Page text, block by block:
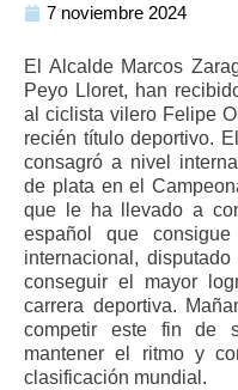
7 noviembre 2024
El Alcalde Marcos
Peyo Lloret, han
al ciclista vilero Felipe
recién título deportivo.
consagró a nivel
de plata en el
que le ha llevado a
español que
internacional,
conseguir el mayor
carrera deportiva.
competir este fin de
mantener el ritmo y
clasificación mundial.